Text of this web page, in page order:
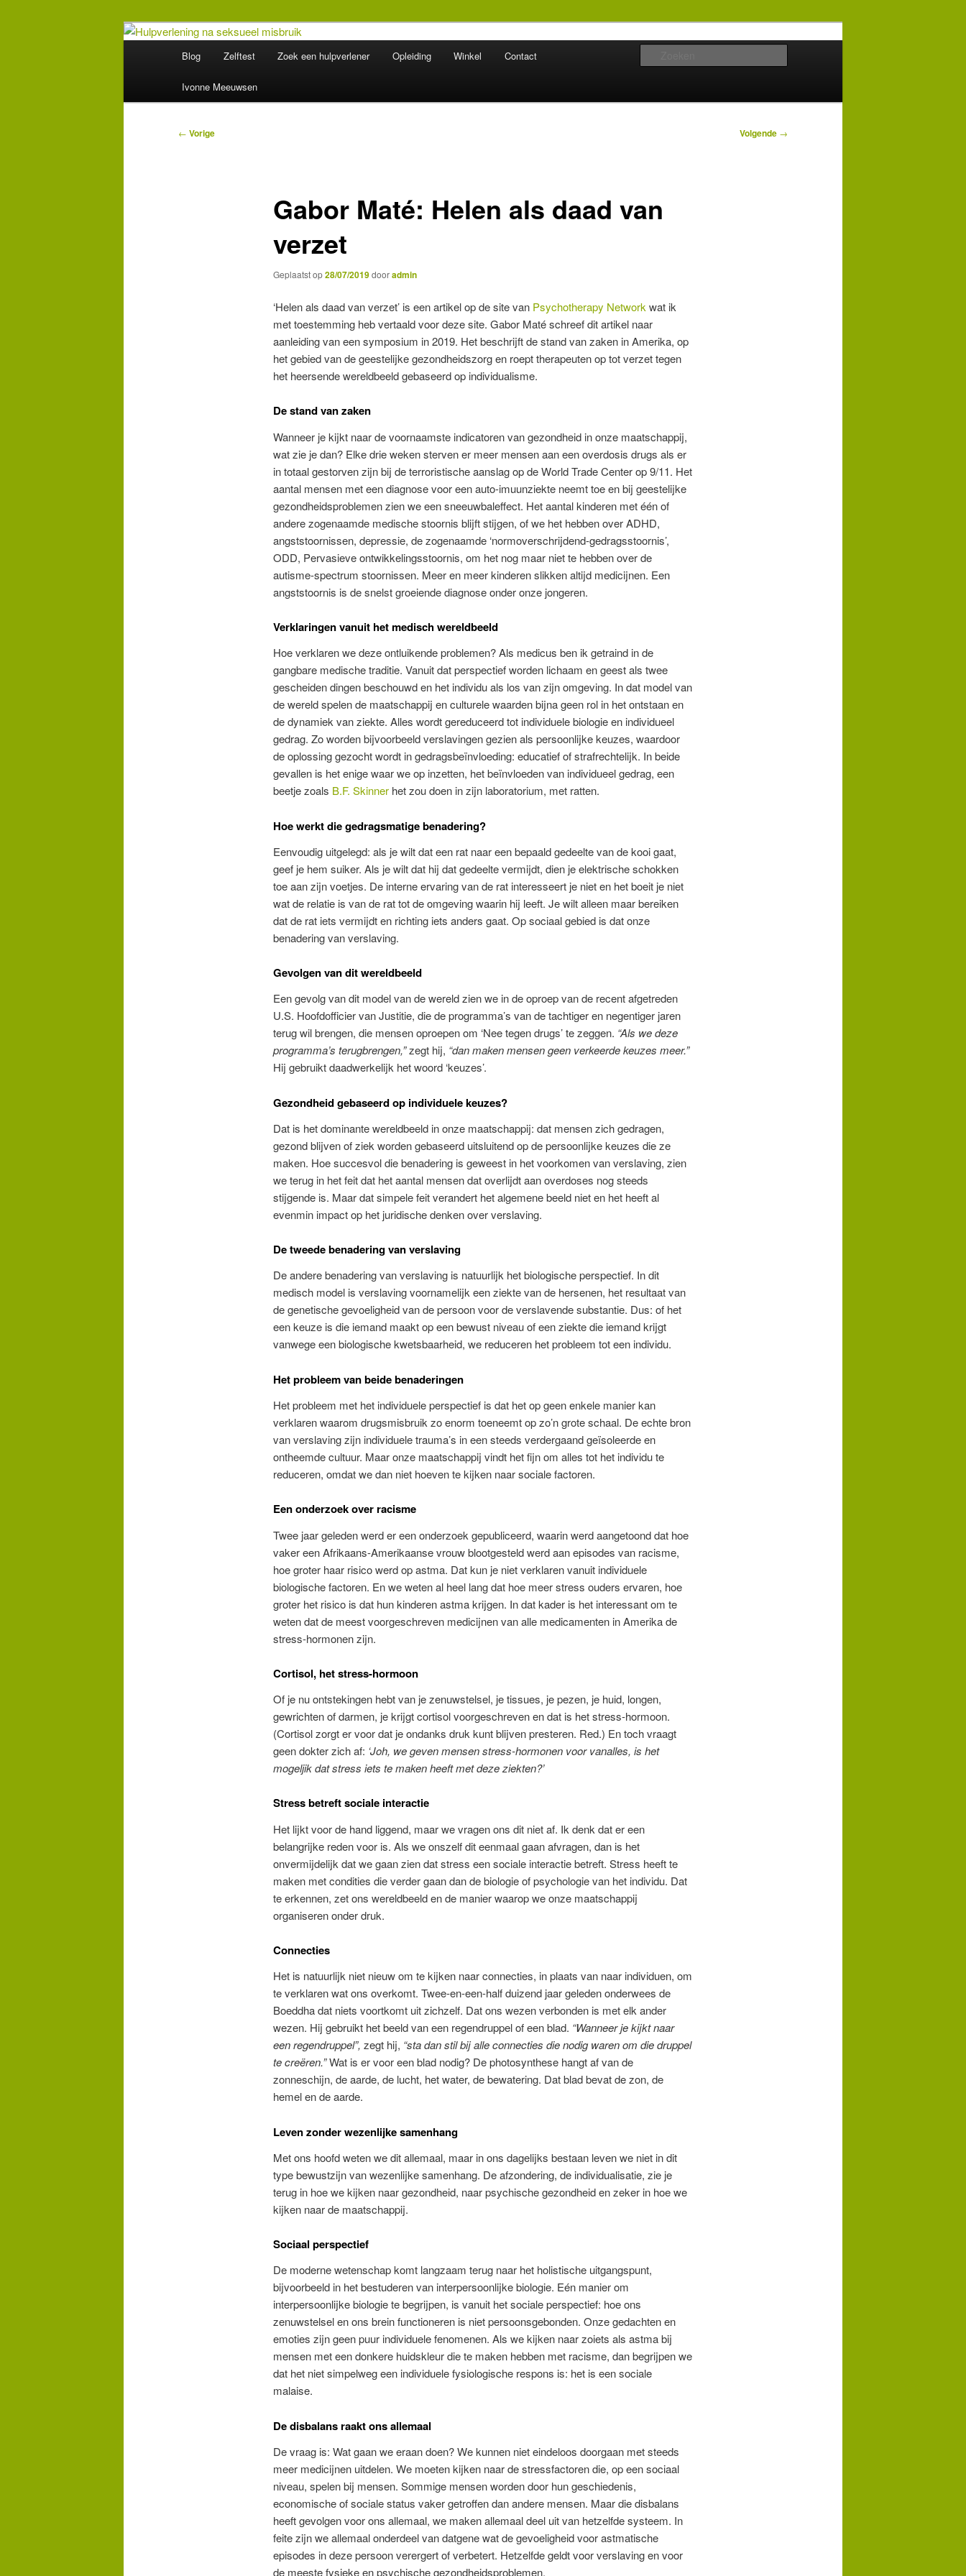
Hulpverlening na seksueel misbruik
Wegwijzer in Traumaland
Blog Zelftest Zoek een hulpverlener Opleiding Winkel Contact
Ivonne Meeuwsen
Bericht
← Vorige Volgende →
Gabor Maté: Helen als daad van
verzet
Geplaatst op28/07/2019dooradmin
‘Helen als daad van verzet’ is een artikel op de site van Psychotherapy Network wat ik
met toestemming heb vertaald voor deze site. Gabor Maté schreef dit artikel naar
aanleiding van een symposium in 2019. Het beschrijft de stand van zaken in Amerika, op
het gebied van de geestelijke gezondheidszorg en roept therapeuten op tot verzet tegen
het heersende wereldbeeld gebaseerd op individualisme.
De stand van zaken
Wanneer je kijkt naar de voornaamste indicatoren van gezondheid in onze maatschappij,
wat zie je dan? Elke drie weken sterven er meer mensen aan een overdosis drugs als er
in totaal gestorven zijn bij de terroristische aanslag op de World Trade Center op 9/11. Het
aantal mensen met een diagnose voor een auto-imuunziekte neemt toe en bij geestelijke
gezondheidsproblemen zien we een sneeuwbaleffect. Het aantal kinderen met één of
andere zogenaamde medische stoornis blijft stijgen, of we het hebben over ADHD,
angststoornissen, depressie, de zogenaamde ‘nor­mo­ver­schrij­dend-gedragsstoornis’,
ODD, Pervasieve ontwikkelingsstoornis, om het nog maar niet te hebben over de
autisme-spectrum stoornissen. Meer en meer kinderen slikken altijd medicijnen. Een
angststoornis is de snelst groeiende diagnose onder onze jongeren.
Verklaringen vanuit het medisch wereldbeeld
Hoe verklaren we deze ontluikende problemen? Als medicus ben ik getraind in de
gangbare medische traditie. Vanuit dat perspectief worden lichaam en geest als twee
gescheiden dingen beschouwd en het individu als los van zijn omgeving. In dat model van
de wereld spelen de maatschappij en culturele waarden bijna geen rol in het ontstaan en
de dynamiek van ziekte. Alles wordt gereduceerd tot individuele biologie en individueel
gedrag. Zo worden bijvoorbeeld verslavingen gezien als persoonlijke keuzes, waardoor
de oplossing gezocht wordt in gedragsbeïnvloeding: educatief of strafrechtelijk. In beide
gevallen is het enige waar we op inzetten, het beïnvloeden van individueel gedrag, een
beetje zoals B.F. Skinnerhet zou doen in zijn laboratorium, met ratten.
Hoe werkt die gedragsmatige benadering?
Eenvoudig uitgelegd: als je wilt dat een rat naar een bepaald gedeelte van de kooi gaat,
geef je hem suiker. Als je wilt dat hij dat gedeelte vermijdt, dien je elektrische schokken
toe aan zijn voetjes. De interne ervaring van de rat interesseert je niet en het boeit je niet
wat de relatie is van de rat tot de omgeving waarin hij leeft. Je wilt alleen maar bereiken
dat de rat iets vermijdt en richting iets anders gaat. Op sociaal gebied is dat onze
benadering van verslaving.
Gevolgen van dit wereldbeeld
Een gevolg van dit model van de wereld zien we in de oproep van de recent afgetreden
U.S. Hoofdofficier van Justitie, die de programma’s van de tachtiger en negentiger jaren
terug wil brengen, die mensen oproepen om ‘Nee tegen drugs’ te zeggen. “Als we deze
programma’s terugbrengen,”zegt hij, “dan maken mensen geen verkeerde keuzes meer.”
Hij gebruikt daadwerkelijk het woord ‘keuzes’.
Gezondheid gebaseerd op individuele keuzes?
Dat is het dominante wereldbeeld in onze maatschappij: dat mensen zich gedragen,
gezond blijven of ziek worden gebaseerd uitsluitend op de persoonlijke keuzes die ze
maken. Hoe succesvol die benadering is geweest in het voorkomen van verslaving, zien
we terug in het feit dat het aantal mensen dat overlijdt aan overdoses nog steeds
stijgende is. Maar dat simpele feit verandert het algemene beeld niet en het heeft al
evenmin impact op het juridische denken over verslaving.
De tweede benadering van verslaving
De andere benadering van verslaving is natuurlijk het biologische perspectief. In dit
medisch model is verslaving voornamelijk een ziekte van de hersenen, het resultaat van
de genetische gevoeligheid van de persoon voor de verslavende substantie. Dus: of het
een keuze is die iemand maakt op een bewust niveau of een ziekte die iemand krijgt
vanwege een biologische kwetsbaarheid, we reduceren het probleem tot een individu.
Het probleem van beide benaderingen
Het probleem met het individuele perspectief is dat het op geen enkele manier kan
verklaren waarom drugsmisbruik zo enorm toeneemt op zo’n grote schaal. De echte bron
van verslaving zijn individuele trauma’s in een steeds verdergaand geïsoleerde en
ontheemde cultuur. Maar onze maatschappij vindt het fijn om alles tot het individu te
reduceren, omdat we dan niet hoeven te kijken naar sociale factoren.
Een onderzoek over racisme
Twee jaar geleden werd er een onderzoek gepubliceerd, waarin werd aangetoond dat hoe
vaker een Afrikaans-Amerikaanse vrouw blootgesteld werd aan episodes van racisme,
hoe groter haar risico werd op astma. Dat kun je niet verklaren vanuit individuele
biologische factoren. En we weten al heel lang dat hoe meer stress ouders ervaren, hoe
groter het risico is dat hun kinderen astma krijgen. In dat kader is het interessant om te
weten dat de meest voorgeschreven medicijnen van alle medicamenten in Amerika de
stress-hormonen zijn.
Cortisol, het stress-hormoon
Of je nu ontstekingen hebt van je zenuwstelsel, je tissues, je pezen, je huid, longen,
gewrichten of darmen, je krijgt cortisol voorgeschreven en dat is het stress-hormoon.
(Cortisol zorgt er voor dat je ondanks druk kunt blijven presteren. Red.) En toch vraagt
geen dokter zich af: ‘Joh, we geven mensen stress-hormonen voor vanalles, is het
mogeljik dat stress iets te maken heeft met deze ziekten?’
Stress betreft sociale interactie
Het lijkt voor de hand liggend, maar we vragen ons dit niet af. Ik denk dat er een
belangrijke reden voor is. Als we onszelf dit eenmaal gaan afvragen, dan is het
onvermijdelijk dat we gaan zien dat stress een sociale interactie betreft. Stress heeft te
maken met condities die verder gaan dan de biologie of psychologie van het individu. Dat
te erkennen, zet ons wereldbeeld en de manier waarop we onze maatschappij
organiseren onder druk.
Connecties
Het is natuurlijk niet nieuw om te kijken naar connecties, in plaats van naar individuen, om
te verklaren wat ons overkomt. Twee-en-een-half duizend jaar geleden onderwees de
Boeddha dat niets voortkomt uit zichzelf. Dat ons wezen verbonden is met elk ander
wezen. Hij gebruikt het beeld van een regendruppel of een blad. “Wanneer je kijkt naar
een regendruppel”, zegt hij, “sta dan stil bij alle connecties die nodig waren om die druppel
te creëren.”Wat is er voor een blad nodig? De photosynthese hangt af van de
zonneschijn, de aarde, de lucht, het water, de bewatering. Dat blad bevat de zon, de
hemel en de aarde.
Leven zonder wezenlijke samenhang
Met ons hoofd weten we dit allemaal, maar in ons dagelijks bestaan leven we niet in dit
type bewustzijn van wezenlijke samenhang. De afzondering, de individualisatie, zie je
terug in hoe we kijken naar gezondheid, naar psychische gezondheid en zeker in hoe we
kijken naar de maatschappij.
Sociaal perspectief
De moderne wetenschap komt langzaam terug naar het holistische uitgangspunt,
bijvoorbeeld in het bestuderen van interpersoonlijke biologie. Eén manier om
interpersoonlijke biologie te begrijpen, is vanuit het sociale perspectief: hoe ons
zenuwstelsel en ons brein functioneren is niet persoonsgebonden. Onze gedachten en
emoties zijn geen puur individuele fenomenen. Als we kijken naar zoiets als astma bij
mensen met een donkere huidskleur die te maken hebben met racisme, dan begrijpen we
dat het niet simpelweg een individuele fysiologische respons is: het is een sociale
malaise.
De disbalans raakt ons allemaal
De vraag is: Wat gaan we eraan doen? We kunnen niet eindeloos doorgaan met steeds
meer medicijnen uitdelen. We moeten kijken naar de stressfactoren die, op een sociaal
niveau, spelen bij mensen. Sommige mensen worden door hun geschiedenis,
economische of sociale status vaker getroffen dan andere mensen. Maar die disbalans
heeft gevolgen voor ons allemaal, we maken allemaal deel uit van hetzelfde systeem. In
feite zijn we allemaal onderdeel van datgene wat de gevoeligheid voor astmatische
episodes in deze persoon verergert of verbetert. Hetzelfde geldt voor verslaving en voor
de meeste fysieke en psychische gezondheidsproblemen.